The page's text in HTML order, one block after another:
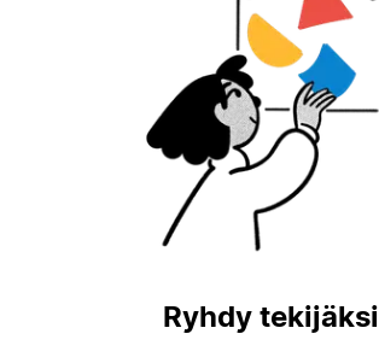
Ryhdy tekijäksi